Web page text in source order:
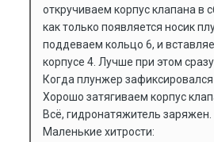
откручиваем корпус клапана в
как только появляется носик
поддеваем кольцо 6, и
корпусе 4. Лучше при этом
Когда плунжер
Хорошо затягиваем корпус
Всё, гидронатяжитель заряжен.
Маленькие хитрости: